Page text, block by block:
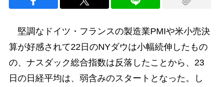
堅調なドイツ・フランスの製造業PMIや米小売決
算が好感されて22日のNYダウは小幅続伸したもの
の、ナスダック総合指数は反落したことから、23
日の日経平均は、弱含みのスタートとなった。し